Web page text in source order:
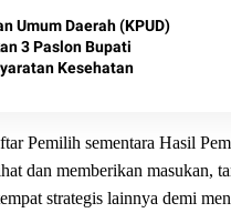
Umum Daerah (KPUD)
3 Paslon Bupati
Kesehatan
Pemilih sementara Hasil
dan memberikan masukan,
strategis lainnya demi